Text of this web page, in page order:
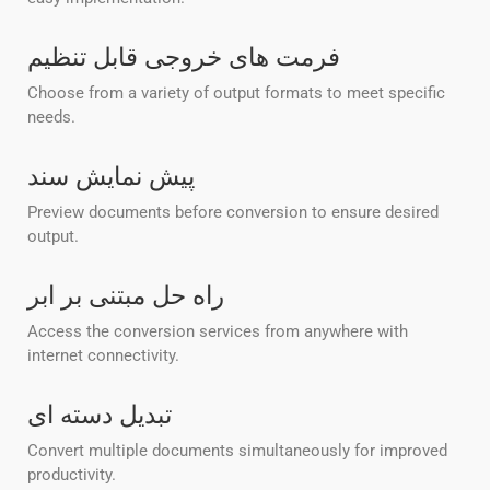
فرمت های خروجی قابل تنظیم
Choose from a variety of output formats to meet specific
needs.
پیش نمایش سند
Preview documents before conversion to ensure desired
output.
راه حل مبتنی بر ابر
Access the conversion services from anywhere with
internet connectivity.
تبدیل دسته ای
Convert multiple documents simultaneously for improved
productivity.